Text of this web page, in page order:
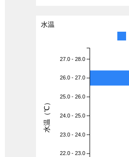
水温
27.0 - 28.0
26.0 - 27.0
25.0 - 26.0
24.0 - 25.0
23.0 - 24.0
22.0 - 23.0
水温（℃）